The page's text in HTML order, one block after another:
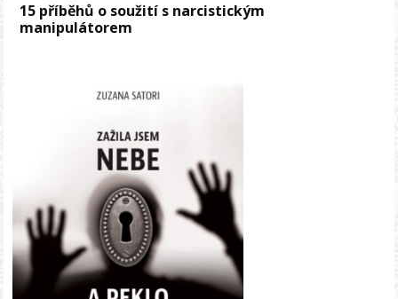
15 příběhů o soužití s narcistickým
manipulátorem